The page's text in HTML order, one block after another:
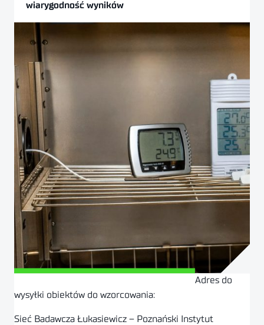
wiarygodność wyników
Adres do
wysyłki obiektów do wzorcowania:
Sieć Badawcza Łukasiewicz – Poznański Instytut